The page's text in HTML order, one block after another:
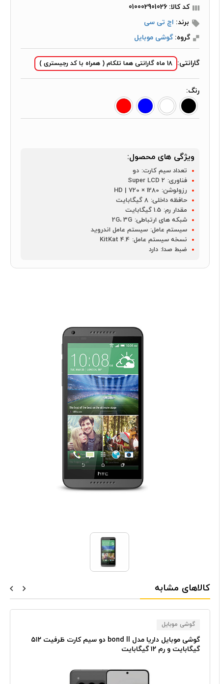
کد کالا: 010002901026
برند: اچ تی سی
گروه:گوشی موبایل
گارانتی: 18 ماه گارانتی هما تلکام ( همراه با کد رجیستری )
رنگ:
ویژگی های محصول:
تعداد سیم کارت: دو
فناوری: Super LCD 2
رزولوشن: 1280 × 720 | HD
حافظه داخلی: 8 گیگابایت
مقدار رم: 1.5 گیگابایت
شبکه های ارتباطی: 2G، 3G
سیستم عامل: سیستم عامل اندروید
نسخه سیستم عامل: 4.4 KitKat
ضبط صدا: دارد
کالاهای مشابه
گوشی موبایل
گوشی موبایل داریا مدل bond II دو سیم کارت ظرفیت ۵۱۲
گیگابایت و رم ۱۲ گیگابایت